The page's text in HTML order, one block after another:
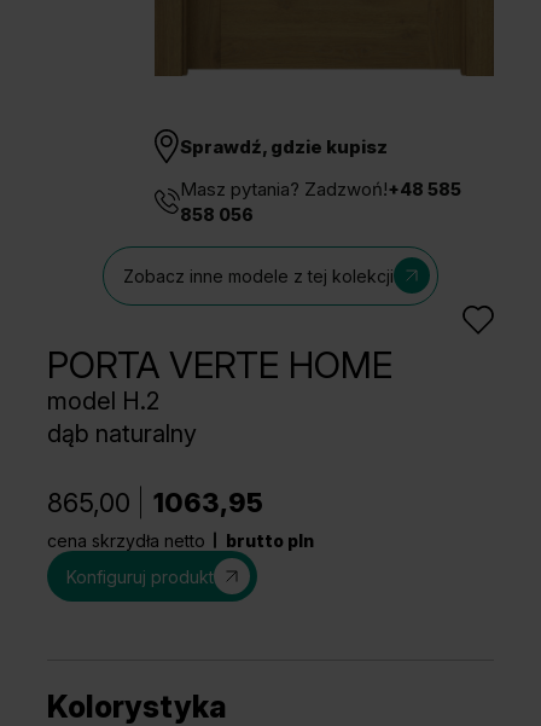
Sprawdź, gdzie kupisz
Masz pytania? Zadzwoń!+48 585
858 056
Zobacz inne modele z tej kolekcji
PORTA VERTE HOME
model H.2
dąb naturalny
865,00 1063,95
cena skrzydła netto
brutto pln
Konfiguruj produkt
Kolorystyka